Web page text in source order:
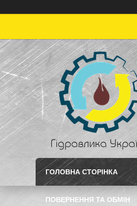
ГОЛОВНА СТОРІНКА
ПОВЕРНЕННЯ ТА ОБМІН